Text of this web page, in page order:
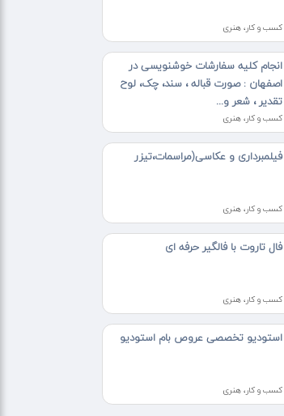
کسب و کار، هنری
انجام کلیه سفارشات خوشنویسی در
اصفهان : صورت قباله ، سند، چک، لوح
تقدیر ، شعر و...
کسب و کار، هنری
فیلمبرداری و عکاسی(مراسمات،تیزر
کسب و کار، هنری
فال تاروت با فالگیر حرفه ای
کسب و کار، هنری
استودیو تخصصی عروص بام استودیو
کسب و کار، هنری